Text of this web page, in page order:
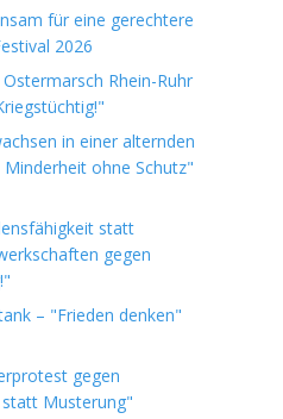
für eine gerechtere
2026
Rhein-Ruhr
in einer alternden
ohne Schutz"
statt
gegen
– "Frieden denken"
gegen
Musterung"